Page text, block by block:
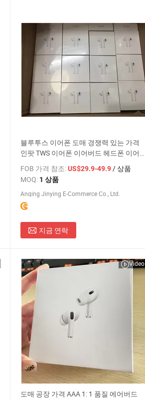
블루투스 이어폰 도매 경쟁력 있는 가격
인팟 TWS 이어폰 이어버드 헤드폰 이어폰
무선 인이어 하이파이 이어폰
FOB 가격 참조:US$29.9-49.9/ 상품
MOQ: 1 상품
Anqing Jinying E-Commerce Co., Ltd.
지금 연락
Video
도매 공장 가격 AAA 1: 1 품질 에어버드